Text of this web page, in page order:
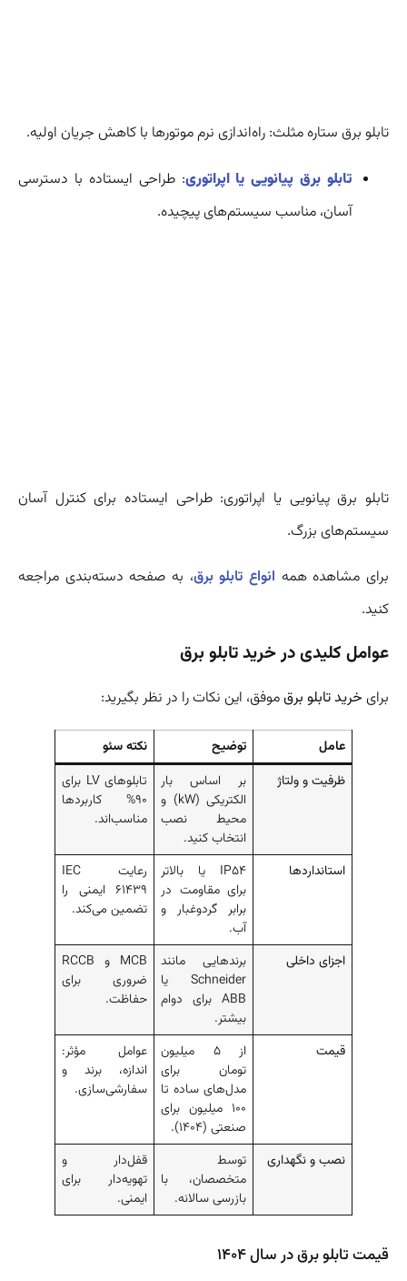
تابلو برق ستاره مثلث: راه‌اندازی نرم موتورها با کاهش جریان اولیه.
تابلو برق پیانویی یا اپراتوری: طراحی ایستاده با دسترسی
آسان، مناسب سیستم‌های پیچیده.
تابلو برق پیانویی یا اپراتوری: طراحی ایستاده برای کنترل آسان
سیستم‌های بزرگ.
برای مشاهده همه انواع تابلو برق، به صفحه دسته‌بندی مراجعه
کنید.
عوامل کلیدی در خرید تابلو برق
برای خرید تابلو برقموفق، این نکات را در نظر بگیرید:
عامل توضیح
نکته سئو
ظرفیت و ولتاژ
بر اساس بار
الکتریکی (kW) و
محیط نصب
انتخاب کنید.
تابلوهای LV برای
۹۰% کاربردها
مناسب‌اند.
استانداردها
IP54 یا بالاتر
برای مقاومت در
برابر گردوغبار و
آب.
رعایت IEC
61439 ایمنی را
تضمین می‌کند.
اجزای داخلی
برندهایی مانند
Schneider یا
ABB برای دوام
بیشتر.
MCB و RCCB
ضروری برای
حفاظت.
قیمت
از ۵ میلیون
تومان برای
مدل‌های ساده تا
۱۰۰ میلیون برای
صنعتی (۱۴۰۴).
عوامل مؤثر:
اندازه، برند و
سفارشی‌سازی.
نصب و نگهداری
توسط
متخصصان، با
بازرسی سالانه.
قفل‌دار و
تهویه‌دار برای
ایمنی.
قیمت تابلو برق در سال ۱۴۰۴